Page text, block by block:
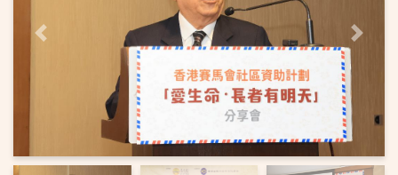
上一页 下一页